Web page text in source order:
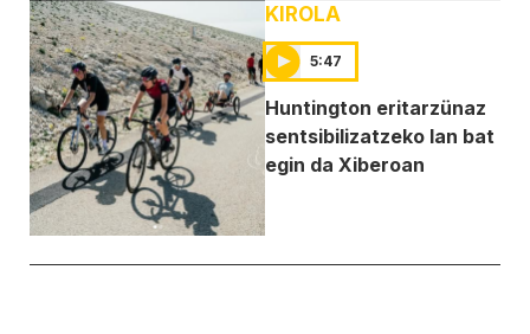
KIROLA
5:47
Huntington eritarzünaz
sentsibilizatzeko lan bat
egin da Xiberoan